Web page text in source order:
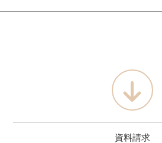
資料請求